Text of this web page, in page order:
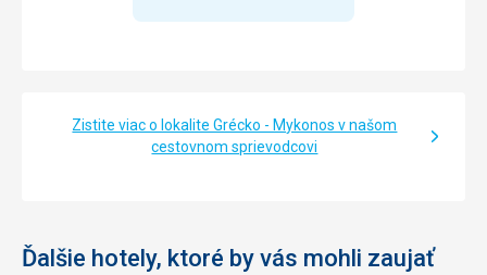
Zistite viac o lokalite Grécko - Mykonos v našom
cestovnom sprievodcovi
Ďalšie hotely, ktoré by vás mohli zaujať